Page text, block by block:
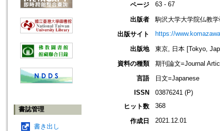
書誌管理
書き出し
ページ 63 - 67
出版者
駒沢大学大学院仏教
出版サイト
https://
出版地
東京, 日本 [Tokyo,
資料の種類
期刊論文=Journal
言語
日文=Japanese
ISSN
03876241 (P)
ヒット数
368
作成日 2021.12.01